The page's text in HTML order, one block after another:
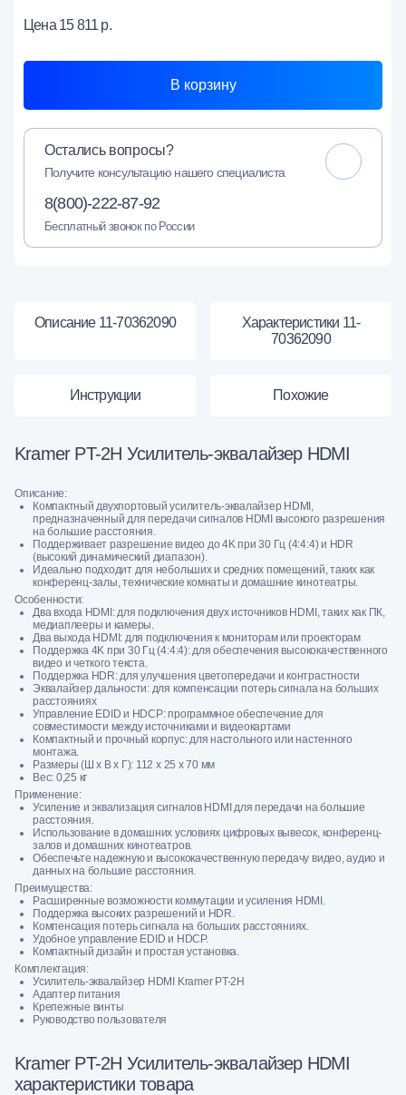
Цена 15 811 р.
В корзину
Остались вопросы?
Получите консультацию нашего специалиста
8(800)-222-87-92
Бесплатный звонок по России
Описание 11-70362090
Характеристики 11-
70362090
Инструкции Похожие
Kramer PT-2H Усилитель-эквалайзер HDMI
Описание:
Компактный двухпортовый усилитель-эквалайзер HDMI,
предназначенный для передачи сигналов HDMI высокого разрешения
на большие расстояния.
Поддерживает разрешение видео до 4K при 30 Гц (4:4:4) и HDR
(высокий динамический диапазон).
Идеально подходит для небольших и средних помещений, таких как
конференц-залы, технические комнаты и домашние кинотеатры.
Особенности:
Два входа HDMI: для подключения двух источников HDMI, таких как ПК,
медиаплееры и камеры.
Два выхода HDMI: для подключения к мониторам или проекторам
Поддержка 4K при 30 Гц (4:4:4): для обеспечения высококачественного
видео и четкого текста.
Поддержка HDR: для улучшения цветопередачи и контрастности
Эквалайзер дальности: для компенсации потерь сигнала на больших
расстояниях
Управление EDID и HDCP: программное обеспечение для
совместимости между источниками и видеокартами
Компактный и прочный корпус: для настольного или настенного
монтажа.
Размеры (Ш х В х Г): 112 х 25 х 70 мм
Вес: 0,25 кг
Применение:
Усиление и эквализация сигналов HDMI для передачи на большие
расстояния.
Использование в домашних условиях цифровых вывесок, конференц-
залов и домашних кинотеатров.
Обеспечьте надежную и высококачественную передачу видео, аудио и
данных на большие расстояния.
Преимущества:
Расширенные возможности коммутации и усиления HDMI.
Поддержка высоких разрешений и HDR.
Компенсация потерь сигнала на больших расстояниях.
Удобное управление EDID и HDCP.
Компактный дизайн и простая установка.
Комплектация:
Усилитель-эквалайзер HDMI Kramer PT-2H
Адаптер питания
Крепежные винты
Руководство пользователя
Kramer PT-2H Усилитель-эквалайзер HDMI
характеристики товара